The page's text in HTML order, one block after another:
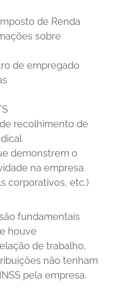
de Renda
sobre
de empregado
recolhimento de
demonstrem o
na empresa
corporativos, etc.)
fundamentais
houve
de trabalho,
não tenham
pela empresa.